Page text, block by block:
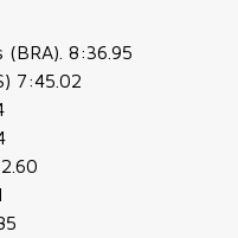
(BRA). 8:36.95
7:45.02